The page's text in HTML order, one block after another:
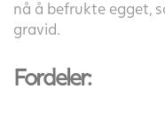
nå å befrukte egget,
gravid.
Fordeler: